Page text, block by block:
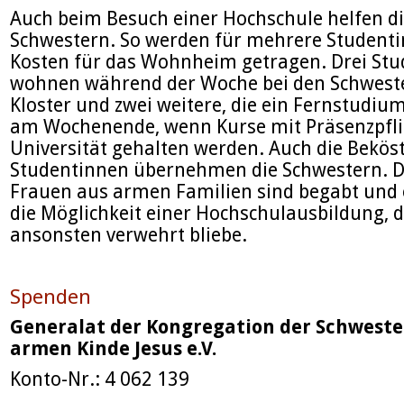
Auch beim Besuch einer Hochschule helfen
Schwestern. So werden für mehrere
Kosten für das Wohnheim getragen. Drei
wohnen während der Woche bei den
Kloster und zwei weitere, die ein
am Wochenende, wenn Kurse mit
Universität gehalten werden. Auch die
Studentinnen übernehmen die Schwestern.
Frauen aus armen Familien sind begabt
die Möglichkeit einer Hochschulausbildung,
ansonsten verwehrt bliebe.
Spenden
Generalat der Kongregation der
armen Kinde Jesus e.V.
Konto-Nr.: 4 062 139